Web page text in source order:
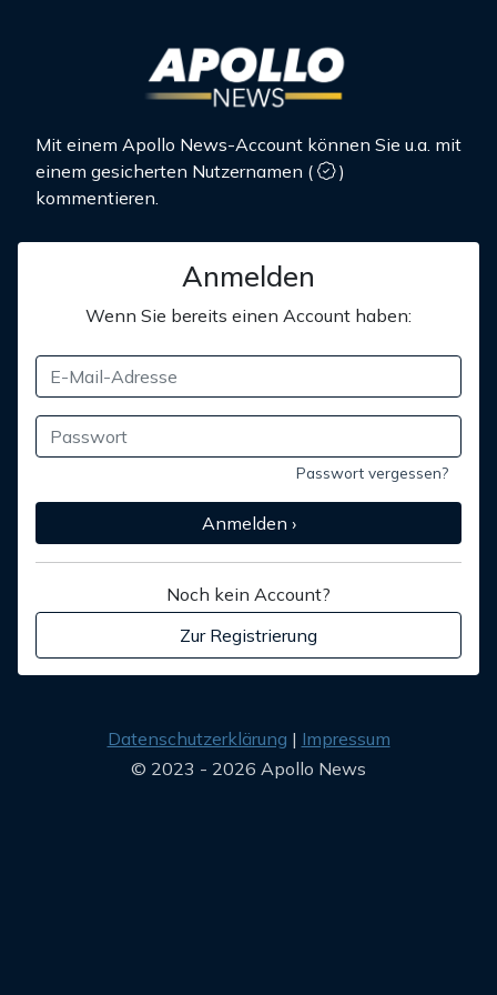
Mit einem Apollo News-Account können Sie u.a. mit
einem gesicherten Nutzernamen (
)
kommentieren.
Anmelden
Wenn Sie bereits einen Account haben:
Passwort vergessen?
Anmelden ›
Noch kein Account?
Zur Registrierung
Datenschutzerklärung
Impressum
© 2023 - 2026 Apollo News